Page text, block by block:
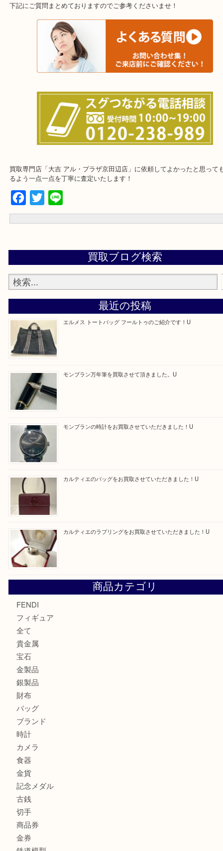
上記に記載がないエリアでもご相談くださいませ！！
※ご来店前に確認しておきたい！という方※
下記にご質問まとめておりますのでご参考くださいませ！
買取専門店「大吉 アル・プラザ京田辺店」に依頼してよかったと
るよう一点一点を丁寧に査定いたします！
Facebook
Twitter
Line
モンブランの時計をお買取させていただきました！U
FENDI
フィギュア
全て
貴金属
宝石
金製品